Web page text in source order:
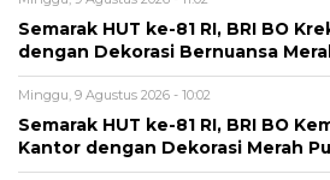
Semarak HUT ke-81 RI, BRI BO
dengan Dekorasi Bernuansa
Minggu, 9 Agustus 2026 - 10:02
Semarak HUT ke-81 RI, BRI BO
Kantor dengan Dekorasi Merah